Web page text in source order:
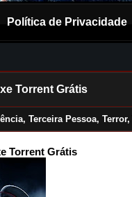
Política de Privacidade
Torrent Grátis
, Terceira Pessoa, Terror,
Torrent Grátis